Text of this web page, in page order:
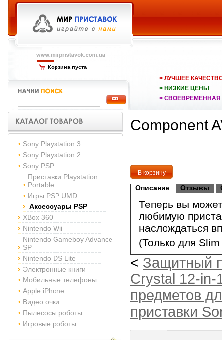
Корзина пуста
> ЛУЧШЕЕ
> НИЗКИЕ ЦЕНЫ
> СВОЕВРЕМЕННАЯ
Sony Playstation 3
Sony Playstation 2
Sony PSP
Приставки Playstation
Portable
Игры PSP UMD
Аксессуары PSP
XBox 360
Nintendo Wii
Nintendo Gameboy Advance
SP
Nintendo DS Lite
Электронные книги
Мобильные телефоны
Apple iPhone
Видео очки
Пылесосы роботы
Игровые роботы
Component
Описание Отзывы
Теперь вы
любимую
наслождаться
(Только для
< Защитный
Crystal 12-in-
предметов
приставки